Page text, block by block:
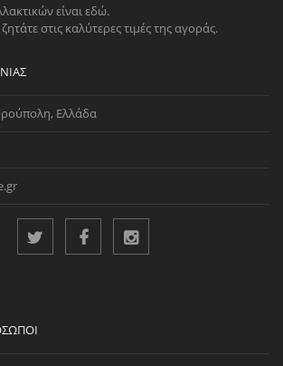
είναι εδώ.
στις καλύτερες τιμές της αγοράς.
Ελλάδα